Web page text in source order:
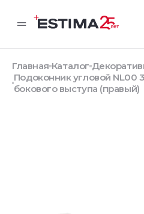
Главная Каталог
Подоконник угловой NL00
бокового выступа (правый)